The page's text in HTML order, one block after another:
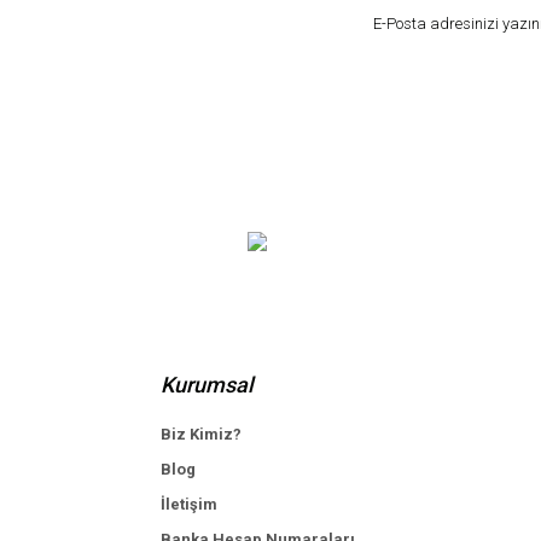
Kurumsal
Biz Kimiz?
Blog
İletişim